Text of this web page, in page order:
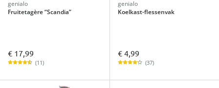
genialo
Fruitetagère “Scandia”
€ 17,99
(11)
genialo
Koelkast-flessenvak
€ 4,99
(37)